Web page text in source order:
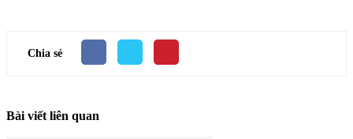
Chia sẻ
Bài viết liên quan